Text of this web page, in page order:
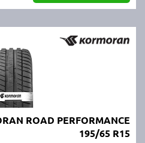
ROAD PERFORMANCE
195/65 R15